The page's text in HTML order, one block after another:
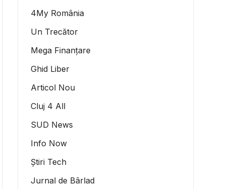
4My România
Un Trecător
Mega Finanțare
Ghid Liber
Articol Nou
Cluj 4 All
SUD News
Info Now
Știri Tech
Jurnal de Bârlad